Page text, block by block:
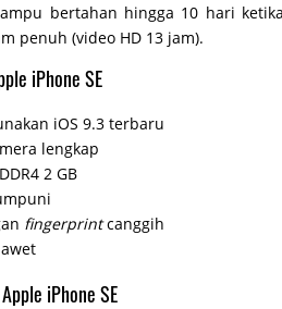
bertahan hingga 10 hari
penuh (video HD 13 jam).
iPhone SE
iOS 9.3 terbaru
lengkap
2 GB
fingerprintcanggih
iPhone SE